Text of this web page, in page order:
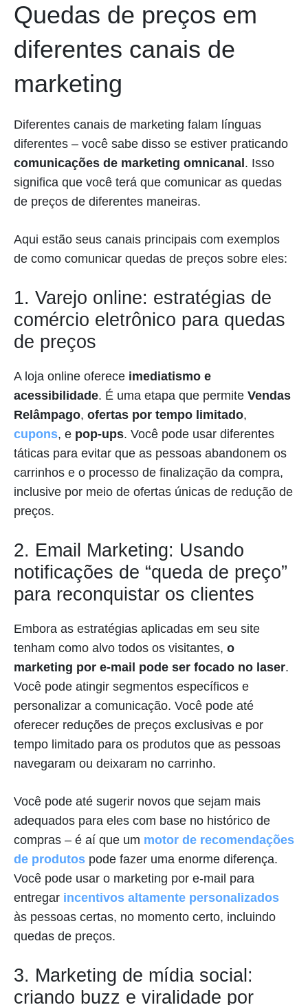
Quedas de preços em
diferentes canais de
marketing
Diferentes canais de marketing falam línguas
diferentes – você sabe disso se estiver praticando
comunicações de marketing omnicanal . Isso
significa que você terá que comunicar as quedas
de preços de diferentes maneiras.
Aqui estão seus canais principais com exemplos
de como comunicar quedas de preços sobre eles:
1. Varejo online: estratégias de
comércio eletrônico para quedas
de preços
A loja online oferece imediatismo e
acessibilidade. É uma etapa que permite Vendas
Relâmpago, ofertas por tempo limitado,
cupons, e pop-ups. Você pode usar diferentes
táticas para evitar que as pessoas abandonem os
carrinhos e o processo de finalização da compra,
inclusive por meio de ofertas únicas de redução de
preços.
2. Email Marketing: Usando
notificações de “queda de preço”
para reconquistar os clientes
Embora as estratégias aplicadas em seu site
tenham como alvo todos os visitantes, o
marketing por e-mail pode ser focado no laser.
Você pode atingir segmentos específicos e
personalizar a comunicação. Você pode até
oferecer reduções de preços exclusivas e por
tempo limitado para os produtos que as pessoas
navegaram ou deixaram no carrinho.
Você pode até sugerir novos que sejam mais
adequados para eles com base no histórico de
compras – é aí que um motor de recomendações
de produtos pode fazer uma enorme diferença.
Você pode usar o marketing por e-mail para
entregar incentivos altamente personalizados
às pessoas certas, no momento certo, incluindo
quedas de preços.
3. Marketing de mídia social:
criando buzz e viralidade por